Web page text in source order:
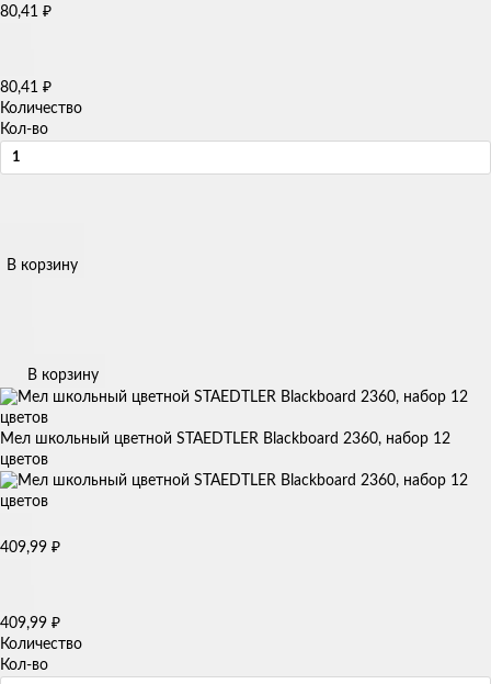
80,41 ₽
80,41 ₽
Количество
Кол-во
В корзину
В корзину
Мел школьный цветной STAEDTLER Blackboard 2360, набор 12
цветов
409,99 ₽
409,99 ₽
Количество
Кол-во